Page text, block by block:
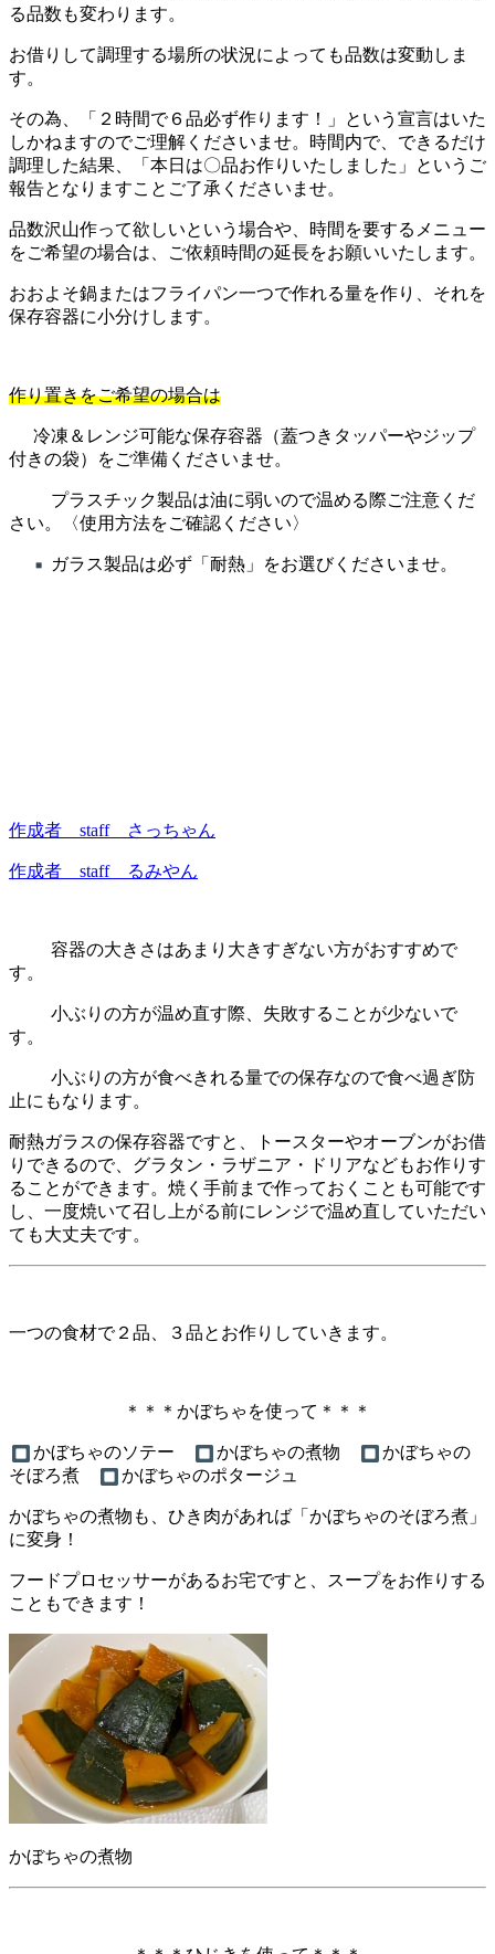
る品数も変わります。
お借りして調理する場所の状況によっても品数は変動しま
す。
その為、「２時間で６品必ず作ります！」という宣言はいた
しかねますのでご理解くださいませ。時間内で、できるだけ
調理した結果、「本日は〇品お作りいたしました」というご
報告となりますことご了承くださいませ。
品数沢山作って欲しいという場合や、時間を要するメニュー
をご希望の場合は、ご依頼時間の延長をお願いいたします。
おおよそ鍋またはフライパン一つで作れる量を作り、それを
保存容器に小分けします。
作り置きをご希望の場合は
冷凍＆レンジ可能な保存容器（蓋つきタッパーやジップ
付きの袋）をご準備くださいませ。
プラスチック製品は油に弱いので温める際ご注意くだ
さい。〈使用方法をご確認ください〉
ガラス製品は必ず「耐熱」をお選びくださいませ。
作成者 staff さっちゃん
作成者 staff るみやん
容器の大きさはあまり大きすぎない方がおすすめで
す。
小ぶりの方が温め直す際、失敗することが少ないで
す。
小ぶりの方が食べきれる量での保存なので食べ過ぎ防
止にもなります。
耐熱ガラスの保存容器ですと、トースターやオーブンがお借
りできるので、グラタン・ラザニア・ドリアなどもお作りす
ることができます。焼く手前まで作っておくことも可能です
し、一度焼いて召し上がる前にレンジで温め直していただい
ても大丈夫です。
一つの食材で２品、３品とお作りしていきます。
＊＊＊かぼちゃを使って＊＊＊
かぼちゃのソテー かぼちゃの煮物
かぼちゃの
そぼろ煮
かぼちゃのポタージュ
かぼちゃの煮物も、ひき肉があれば「かぼちゃのそぼろ煮」
に変身！
フードプロセッサーがあるお宅ですと、スープをお作りする
こともできます！
かぼちゃの煮物